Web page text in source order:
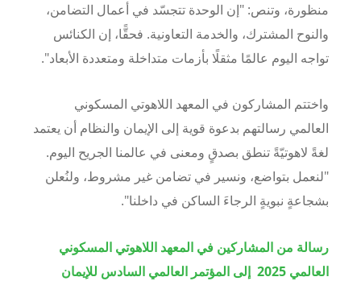
منظورة، وتنص: "إن الوحدة تتجسّد في أعمال التضامن،
والنوح المشترك، والخدمة التعاونية. فحقًّا، إن الكنائس
تواجه اليوم عالمًا مثقلًا بأزمات متداخلة ومتعددة الأبعاد".
واختتم المشاركون في المعهد اللاهوتي المسكوني
العالمي رسالتهم بدعوة قوية إلى الإيمان والنظام أن يعتمد
لغةً لاهوتيّةً تنطق بصدقٍ ومعنى في عالمنا الجريح اليوم.
"لنعمل بتواضع، ونسير في تضامن غير مشروط، ولنُعلن
بشجاعةٍ نبويةٍ الرجاءَ الساكن في داخلنا".
رسالة من المشاركين في المعهد اللاهوتي المسكوني
العالمي
إلى المؤتمر العالمي السادس للإيمان